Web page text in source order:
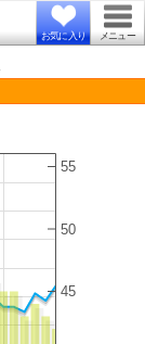
お気に入り メニュー
45
50
55